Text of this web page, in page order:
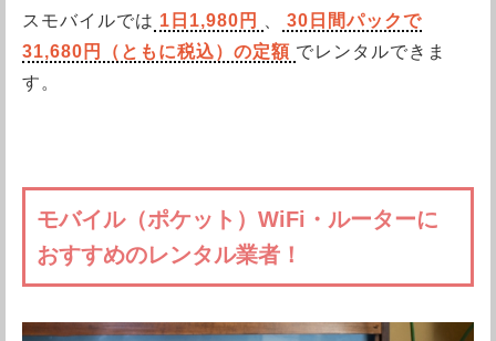
スモバイルでは 1日1,980円
30日間パックで
31,680円（ともに税込）の定額 でレンタルできま
す。
モバイル（ポケット）WiFi・ルーターに
おすすめのレンタル業者！